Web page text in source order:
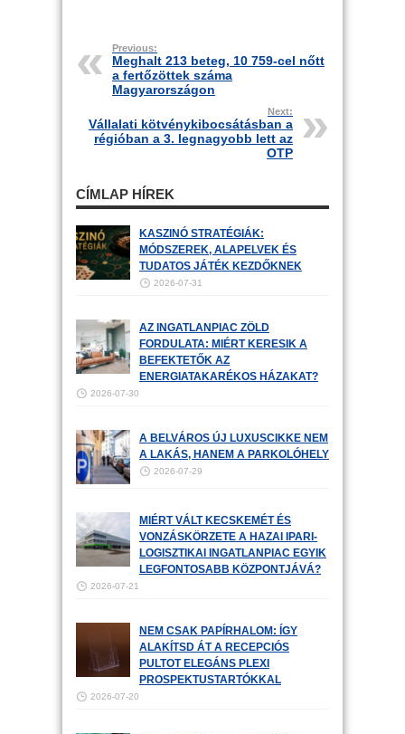
Previous:
Meghalt 213 beteg, 10 759-cel nőtt
a fertőzöttek száma
Magyarországon
Next:
Vállalati kötvénykibocsátásban a
régióban a 3. legnagyobb lett az
OTP
CÍMLAP HÍREK
KASZINÓ STRATÉGIÁK:
MÓDSZEREK, ALAPELVEK ÉS
TUDATOS JÁTÉK KEZDŐKNEK
2026-07-31
AZ INGATLANPIAC ZÖLD
FORDULATA: MIÉRT KERESIK A
BEFEKTETŐK AZ
ENERGIATAKARÉKOS HÁZAKAT?
2026-07-30
A BELVÁROS ÚJ LUXUSCIKKE NEM
A LAKÁS, HANEM A PARKOLÓHELY
2026-07-29
MIÉRT VÁLT KECSKEMÉT ÉS
VONZÁSKÖRZETE A HAZAI IPARI-
LOGISZTIKAI INGATLANPIAC EGYIK
LEGFONTOSABB KÖZPONTJÁVÁ?
2026-07-21
NEM CSAK PAPÍRHALOM: ÍGY
ALAKÍTSD ÁT A RECEPCIÓS
PULTOT ELEGÁNS PLEXI
PROSPEKTUSTARTÓKKAL
2026-07-20